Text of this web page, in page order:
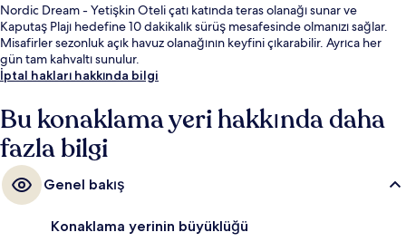
Nordic Dream - Yetişkin Oteli çatı katında teras olanağı sunar ve
Kaputaş Plajı hedefine 10 dakikalık sürüş mesafesinde olmanızı sağlar.
Misafirler sezonluk açık havuz olanağının keyfini çıkarabilir. Ayrıca her
gün tam kahvaltı sunulur.
İptal hakları hakkında bilgi
Bu konaklama yeri hakkında daha
fazla bilgi
Genel bakış
Konaklama yerinin büyüklüğü